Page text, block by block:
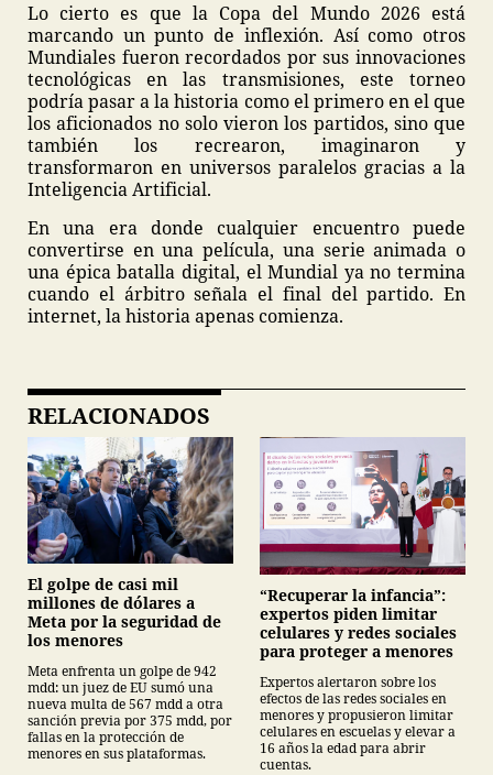
Lo cierto es que la Copa del Mundo 2026 está
marcando un punto de inflexión. Así como otros
Mundiales fueron recordados por sus innovaciones
tecnológicas en las transmisiones, este torneo
podría pasar a la historia como el primero en el que
los aficionados no solo vieron los partidos, sino que
también los recrearon, imaginaron y
transformaron en universos paralelos gracias a la
Inteligencia Artificial.
En una era donde cualquier encuentro puede
convertirse en una película, una serie animada o
una épica batalla digital, el Mundial ya no termina
cuando el árbitro señala el final del partido. En
internet, la historia apenas comienza.
RELACIONADOS
El golpe de casi mil
millones de dólares a
Meta por la seguridad de
los menores
Meta enfrenta un golpe de 942
mdd: un juez de EU sumó una
nueva multa de 567 mdd a otra
sanción previa por 375 mdd, por
fallas en la protección de
menores en sus plataformas.
“Recuperar la infancia”:
expertos piden limitar
celulares y redes sociales
para proteger a menores
Expertos alertaron sobre los
efectos de las redes sociales en
menores y propusieron limitar
celulares en escuelas y elevar a
16 años la edad para abrir
cuentas.